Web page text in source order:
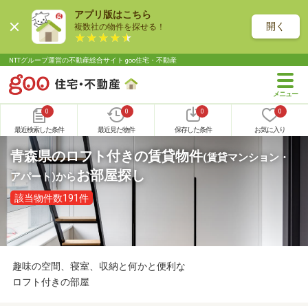
アプリ版はこちら
複数社の物件を探せる！ 開く
NTTグループ運営の不動産総合サイト goo住宅・不動産
0
最近検索した条件
0
最近見た物件
0
保存した条件
0
お気に入り
青森県のロフト付きの賃貸物件(賃貸マンション・
アパート)からお部屋探し
該当物件数191件
趣味の空間、寝室、収納と何かと便利な
ロフト付きの部屋